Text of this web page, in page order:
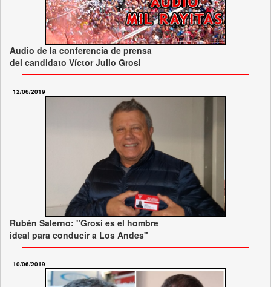
Audio de la conferencia de prensa
del candidato Víctor Julio Grosi
12/06/2019
Rubén Salerno: "Grosi es el hombre
ideal para conducir a Los Andes"
10/06/2019